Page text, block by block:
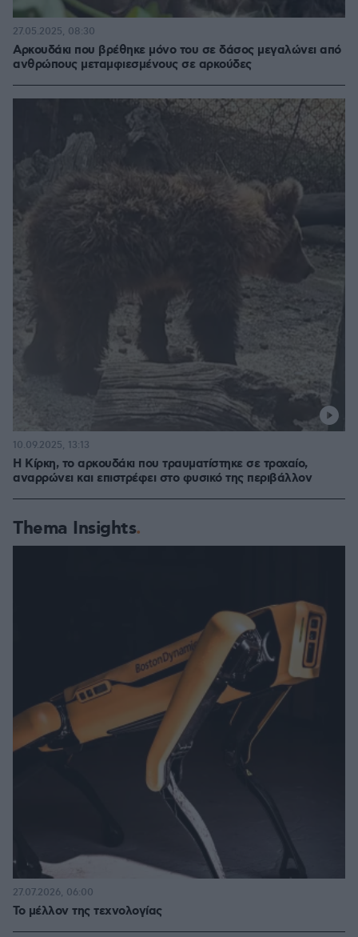
Αρκουδάκι που βρέθηκε μόνο του σε δάσος μεγαλώνει από
ανθρώπους μεταμφιεσμένους σε αρκούδες
27.05.2025, 08:30
Η Κίρκη, το αρκουδάκι που τραυματίστηκε σε τροχαίο,
αναρρώνει και επιστρέφει στο φυσικό της περιβάλλον
10.09.2025, 13:13
Thema Insights
Το μέλλον της τεχνολογίας
27.07.2026, 06:00